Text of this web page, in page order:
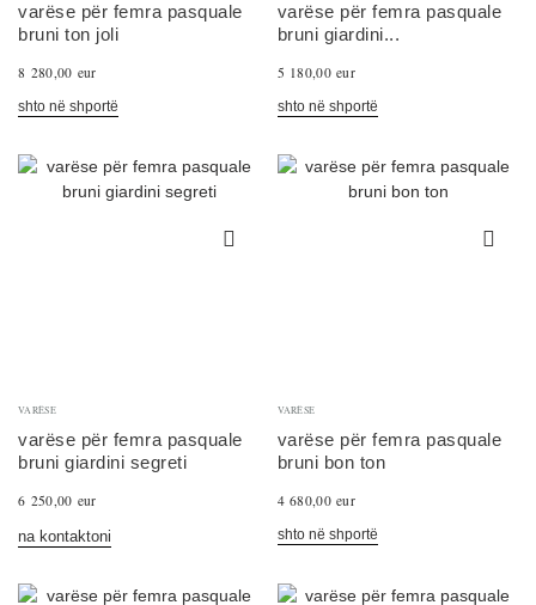
varëse për femra pasquale
bruni ton joli
8 280,00 eur
shto në shportë
varëse për femra pasquale
bruni giardini...
5 180,00 eur
shto në shportë
VARËSE
varëse për femra pasquale
bruni giardini segreti
6 250,00 eur
na kontaktoni
VARËSE
varëse për femra pasquale
bruni bon ton
4 680,00 eur
shto në shportë